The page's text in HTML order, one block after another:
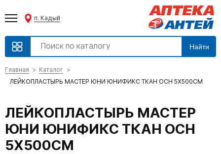
п. Кадый
Найти
Главная
Каталог
ЛЕЙКОПЛАСТЫРЬ МАСТЕР ЮНИ ЮНИФИКС ТКАН ОСН 5X500СМ
ЛЕЙКОПЛАСТЫРЬ МАСТЕР
ЮНИ ЮНИФИКС ТКАН ОСН
5X500СМ